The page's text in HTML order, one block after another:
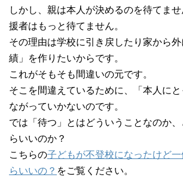
しかし、親は本人が決めるのを待てま
援者はもっと待てません。
その理由は学校に引き戻したり家から
績」を作りたいからです。
これがそもそも間違いの元です。
そこを間違えているために、「本人に
ながっていかないのです。
では「待つ」とはどういうことなのか
らいいのか？
こちらの子どもが不登校になったけど
らいいの？ をご覧ください。